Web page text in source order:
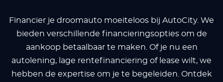
Financier je droomauto moeiteloos bij AutoCity. We
bieden verschillende financieringsopties om de
aankoop betaalbaar te maken. Of je nu een
autolening, lage rentefinanciering of lease wilt, we
hebben de expertise om je te begeleiden. Ontdek